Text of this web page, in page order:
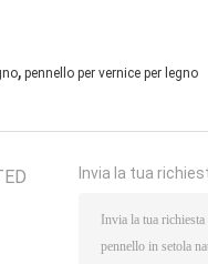
, pennello per vernice per legno
Invia la tua